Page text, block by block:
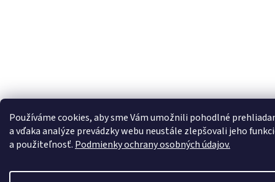
Používáme cookies, aby sme Vám umožnili pohodlné
a vďaka analýze prevádzky webu neustále zlepšovali jeho
a použiteľnosť. Podmienky ochrany osobných údajov.